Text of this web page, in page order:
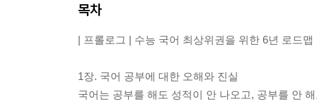
목차
| 프롤로그 | 수능 국어 최상위권을 위한 6년 로드맵
1장. 국어 공부에 대한 오해와 진실
국어는 공부를 해도 성적이 안 나오고, 공부를 안